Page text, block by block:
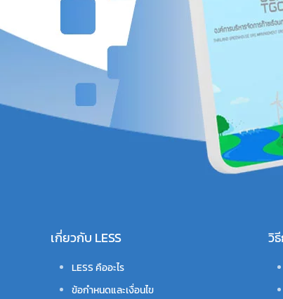
เกี่ยวกับ LESS
LESS คืออะไร
ข้อกำหนดและเงื่อนไข
วิ